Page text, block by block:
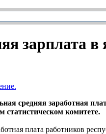
зарплата
средняя заработная
комитете.
плата работников